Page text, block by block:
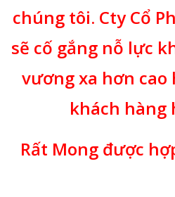
chúng tôi. Cty Cổ
sẽ cố gắng nỗ lực
vương xa hơn
khách hàng
Rất Mong được